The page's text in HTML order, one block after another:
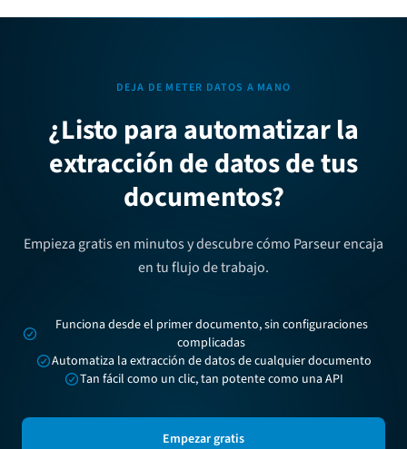
DEJA DE METER DATOS A MANO
¿Listo para automatizar la
extracción de datos de tus
documentos?
Empieza gratis en minutos y descubre cómo Parseur encaja
en tu flujo de trabajo.
Funciona desde el primer documento, sin configuraciones
complicadas
Automatiza la extracción de datos de cualquier documento
Tan fácil como un clic, tan potente como una API
Empezar gratis